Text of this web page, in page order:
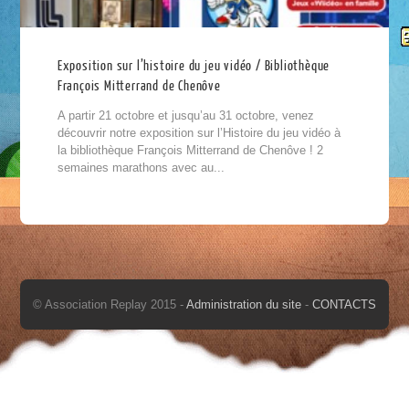
Exposition sur l’histoire du jeu vidéo / Bibliothèque
François Mitterrand de Chenôve
A partir 21 octobre et jusqu’au 31 octobre, venez
découvrir notre exposition sur l’Histoire du jeu vidéo à
la bibliothèque François Mitterrand de Chenôve ! 2
semaines marathons avec au...
© Association Replay 2015 - Administration du site - CONTACTS